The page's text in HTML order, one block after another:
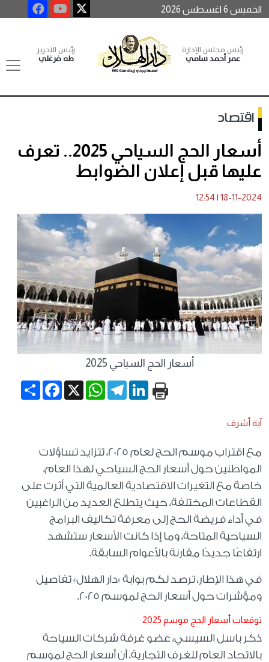
الخميس 6 اغسطس 2026
رئيس مجلس الإدارة
عمر أحمد سامي
رئيس التحرير
طه فرغلي
اقتصاد
أسعار الحج السياحي 2025.. تعرف
عليها قبل إعلان الضوابط
18-11-2024
|
12:54
أسعار الحج السياحي 2025
Share
Facebook X
WhatsApp
TelegramLinkedIn
آية أشرف
مع اقتراب موسم الحج لعام 2025، تتزايد تساؤلات
المواطنين حول أسعار الحج السياحي لهذا العام،
خاصة مع التغيرات الاقتصادية العالمية التي أثرت على
القطاعات المختلفة، حيث يتطلع العديد من الراغبين
في أداء فريضة الحج إلى معرفة تكاليف البرامج
السياحية المتاحة، وما إذا كانت الأسعار ستشهد
ارتفاعًا جديدًا مقارنة بالأعوام السابقة.
في هذا الإطار، ترصد لكم بوابة «دار الهلال» تفاصيل
ومؤشرات حول أسعار الحج لموسم 2025.
توقعات أسعار الحج موسم 2025
ذكر باسل السيسي، عضو غرفة شركات السياحة
بالاتحاد العام للغرف التجارية، أن أسعار الحج لموسم